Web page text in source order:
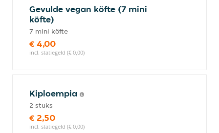
Gevulde vegan köfte (7 mini
köfte)
7 mini köfte
€ 4,00
incl. statiegeld (€ 0,00)
Kiploempia
2 stuks
€ 2,50
incl. statiegeld (€ 0,00)